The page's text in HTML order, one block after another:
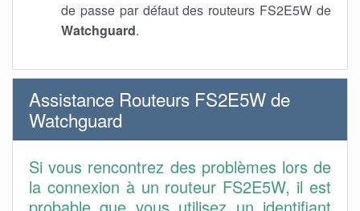
de passe par défaut des routeurs FS2E5W de
Watchguard.
Assistance Routeurs FS2E5W de
Watchguard
Si vous rencontrez des problèmes lors de
la connexion à un routeur FS2E5W, il est